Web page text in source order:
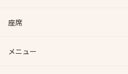
座席
メニュー